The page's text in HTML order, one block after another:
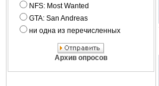
NFS: Most Wanted
GTA: San Andreas
ни одна из перечисленных
Архив опросов